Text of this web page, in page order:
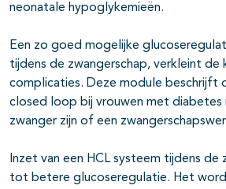
neonatale hypoglykemieën.
Een zo goed mogelijke
tijdens de zwangerschap, verkleint de
complicaties. Deze module beschrijft
closed loop bij vrouwen met diabetes
zwanger zijn of een
Inzet van een HCL systeem tijdens de
tot betere glucoseregulatie. Het